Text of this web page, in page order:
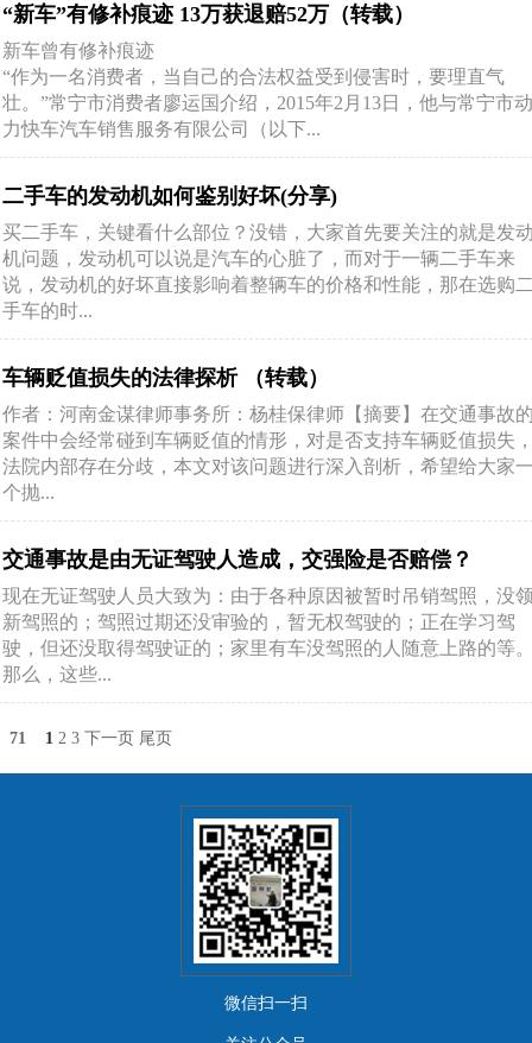
“新车”有修补痕迹 13万获退赔52万（转载）
新车曾有修补痕迹
“作为一名消费者，当自己的合法权益受到侵害时，要理直气
壮。”常宁市消费者廖运国介绍，2015年2月13日，他与常宁市
力快车汽车销售服务有限公司（以下...
二手车的发动机如何鉴别好坏(分享)
买二手车，关键看什么部位？没错，大家首先要关注的就是发
机问题，发动机可以说是汽车的心脏了，而对于一辆二手车来
说，发动机的好坏直接影响着整辆车的价格和性能，那在选购
手车的时...
车辆贬值损失的法律探析 （转载）
作者：河南金谋律师事务所：杨桂保律师【摘要】在交通事故
案件中会经常碰到车辆贬值的情形，对是否支持车辆贬值损失
法院内部存在分歧，本文对该问题进行深入剖析，希望给大家
个抛...
交通事故是由无证驾驶人造成，交强险是否赔偿？
现在无证驾驶人员大致为：由于各种原因被暂时吊销驾照，没
新驾照的；驾照过期还没审验的，暂无权驾驶的；正在学习驾
驶，但还没取得驾驶证的；家里有车没驾照的人随意上路的等
那么，这些...
71 1 2 3 下一页 尾页
微信扫一扫